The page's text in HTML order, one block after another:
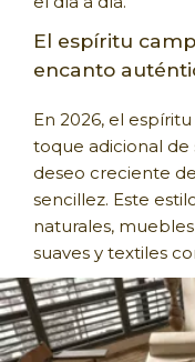
El espíritu
encanto
En 2026, el
toque adicional de
deseo creciente
sencillez. Este
naturales,
suaves y textiles